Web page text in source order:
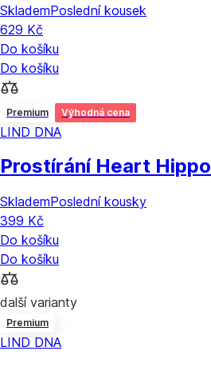
SklademPoslední kousek
629 Kč
Do košíku
Do košíku
Premium Výhodná cena
LIND DNA
Prostírání Heart Hippo
SklademPoslední kousky
399 Kč
Do košíku
Do košíku
další varianty
Premium
LIND DNA